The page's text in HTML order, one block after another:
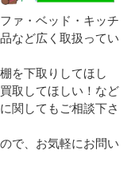
ァ・ベッド・キッチ
など広く取扱ってい
を下取りしてほし
取してほしい！など
関してもご相談下さ
で、お気軽にお問い